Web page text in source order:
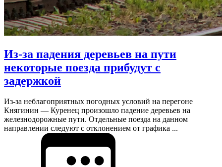
Из-за падения деревьев на пути
некоторые поезда прибудут с
задержкой
Из-за неблагоприятных погодных условий на перегоне
Княгинин — Куренец произошло падение деревьев на
железнодорожные пути. Отдельные поезда на данном
направлении следуют с отклонением от графика ...